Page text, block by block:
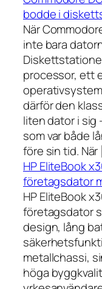
bodde i
När
inte bara
processor, ett
därför den
liten dator i sig
som var både
före sin tid. När
HP EliteBook
företagsdator
HP EliteBook
företagsdator
design, lång
metallchassi,
höga